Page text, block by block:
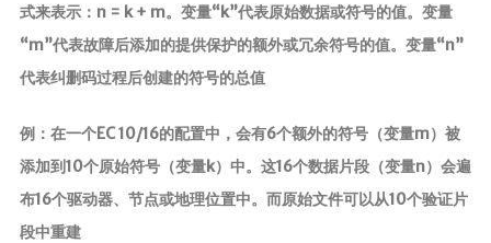
式来表示：n = k + m。变量“k”代表原始数据或符号的值。变量
“m”代表故障后添加的提供保护的额外或冗余符号的值。变量“n”
代表纠删码过程后创建的符号的总值
例：在一个EC 10/16的配置中，会有6个额外的符号（变量m）被
添加到10个原始符号（变量k）中。这16个数据片段（变量n）会遍
布16个驱动器、节点或地理位置中。而原始文件可以从10个验证片
段中重建